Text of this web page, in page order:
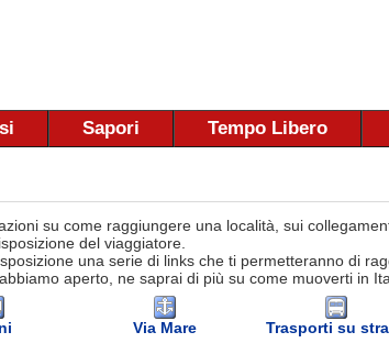
Sapori Tempo Libero
su come raggiungere una località, sui
del viaggiatore.
una serie di links che ti permetteranno di
aperto, ne saprai di più su come muoverti in
Via Mare Trasporti su